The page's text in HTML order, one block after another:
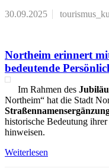
30.09.2025
Northeim erinnert
bedeutende
Im Rahmen des
Northeim“ hat die Stadt
historische Bedeutung
hinweisen.
Weiterlesen